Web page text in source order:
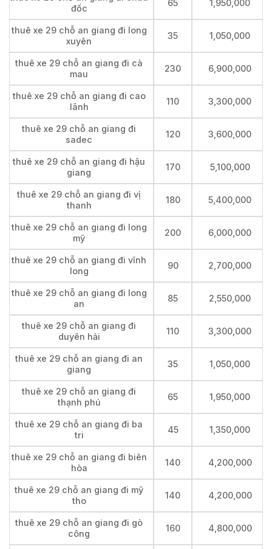
đốc
65 1,950,000
thuê xe 29 chỗ an giang đi long
xuyên
35 1,050,000
thuê xe 29 chỗ an giang đi cà
mau
230 6,900,000
thuê xe 29 chỗ an giang đi cao
lãnh
110 3,300,000
thuê xe 29 chỗ an giang đi
sadec
120 3,600,000
thuê xe 29 chỗ an giang đi hậu
giang
170 5,100,000
thuê xe 29 chỗ an giang đi vị
thanh
180 5,400,000
thuê xe 29 chỗ an giang đi long
mỹ
200 6,000,000
thuê xe 29 chỗ an giang đi vĩnh
long
90 2,700,000
thuê xe 29 chỗ an giang đi long
an
85 2,550,000
thuê xe 29 chỗ an giang đi
duyên hải
110 3,300,000
thuê xe 29 chỗ an giang đi an
giang
35 1,050,000
thuê xe 29 chỗ an giang đi
thạnh phú
65 1,950,000
thuê xe 29 chỗ an giang đi ba
tri
45 1,350,000
thuê xe 29 chỗ an giang đi biên
hòa
140 4,200,000
thuê xe 29 chỗ an giang đi mỹ
tho
140 4,200,000
thuê xe 29 chỗ an giang đi gò
công
160 4,800,000